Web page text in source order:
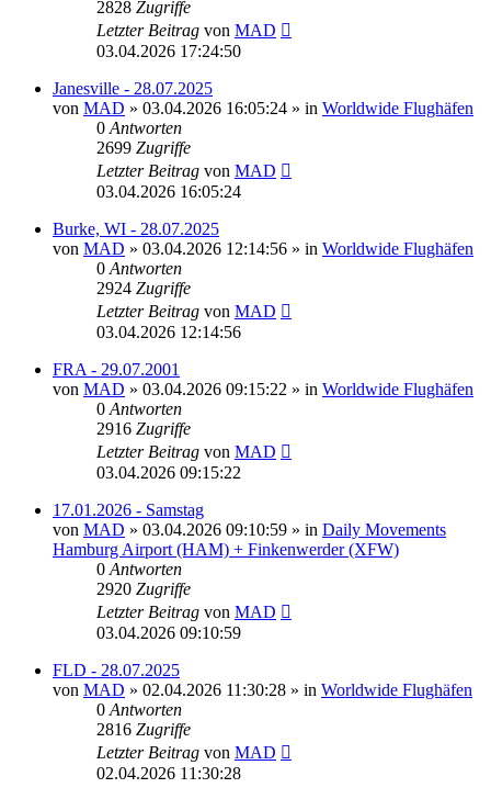
2828 Zugriffe
Letzter Beitrag von MAD
03.04.2026 17:24:50
Janesville - 28.07.2025
von MAD » 03.04.2026 16:05:24 » in Worldwide Flughäfen
0 Antworten
2699 Zugriffe
Letzter Beitrag von MAD
03.04.2026 16:05:24
Burke, WI - 28.07.2025
von MAD » 03.04.2026 12:14:56 » in Worldwide Flughäfen
0 Antworten
2924 Zugriffe
Letzter Beitrag von MAD
03.04.2026 12:14:56
FRA - 29.07.2001
von MAD » 03.04.2026 09:15:22 » in Worldwide Flughäfen
0 Antworten
2916 Zugriffe
Letzter Beitrag von MAD
03.04.2026 09:15:22
17.01.2026 - Samstag
von MAD » 03.04.2026 09:10:59 » in Daily Movements
Hamburg Airport (HAM) + Finkenwerder (XFW)
0 Antworten
2920 Zugriffe
Letzter Beitrag von MAD
03.04.2026 09:10:59
FLD - 28.07.2025
von MAD » 02.04.2026 11:30:28 » in Worldwide Flughäfen
0 Antworten
2816 Zugriffe
Letzter Beitrag von MAD
02.04.2026 11:30:28